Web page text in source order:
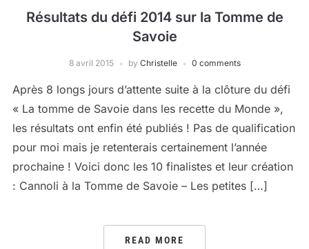
Résultats du défi 2014 sur la Tomme de
Savoie
8 avril 2015 by Christelle 0 comments
Après 8 longs jours d’attente suite à la clôture du défi
« La tomme de Savoie dans les recette du Monde »,
les résultats ont enfin été publiés ! Pas de qualification
pour moi mais je retenterais certainement l’année
prochaine ! Voici donc les 10 finalistes et leur création
: Cannoli à la Tomme de Savoie – Les petites […]
READ MORE